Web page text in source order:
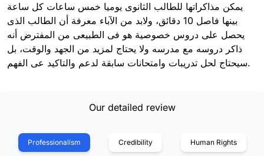
يمكن مذاكراتها للطالب الثانوى يوميا خمس ساعات كل ساعة
بينها فاصل 10 دقائق، ولابد من الآباء معرفة أن الطالب الذى
يحصل على دروس خصوصية هو فى الطبيعى من المفترض أنه
ذاكر دروسه مع مدرسه ولا يحتاج لمزيد من الجهد والوقت، بل
سيحتاج لحل تدريبات وامتحانات سابقة لدعم والتاكيد عى الفهم.
Our detailed review
Professionalism Credibility Human Rights